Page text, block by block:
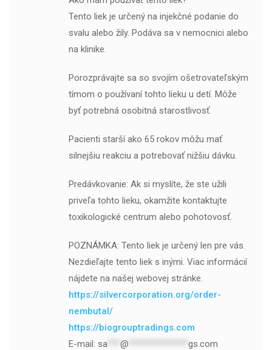
Tento liek je určený na injekčné podanie do
svalu alebo žily. Podáva sa v nemocnici alebo
na klinike.
Porozprávajte sa so svojím ošetrovateľským
tímom o používaní tohto lieku u detí. Môže
byť potrebná osobitná starostlivosť.
Pacienti starší ako 65 rokov môžu mať
silnejšiu reakciu a potrebovať nižšiu dávku.
Predávkovanie: Ak si myslíte, že ste užili
priveľa tohto lieku, okamžite kontaktujte
toxikologické centrum alebo pohotovosť.
POZNÁMKA: Tento liek je určený len pre vás.
Nezdieľajte tento liek s inými. Viac informácií
nájdete na našej webovej stránke.
https://silvercorporation.org/order-
nembutal/
https://biogrouptradings.com
E-mail: sa*** @ gs.com